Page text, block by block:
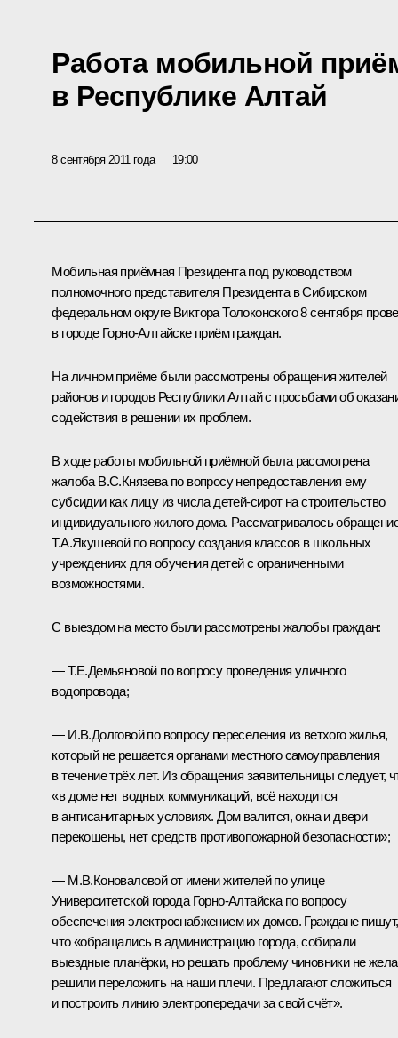
Работа мобильной
в Республике Алтай
8 сентября 2011 года 19:00
Мобильная приёмная Президента под руководством
полномочного представителя Президента в Сибирском
федеральном округе Виктора Толоконского8 сентября
в городе Горно-Алтайске приём граждан.
На личном приёме были рассмотрены обращения жителей
районов и городов Республики Алтай с просьбами об
содействия в решении их проблем.
В ходе работы мобильной приёмной была рассмотрена
жалоба В.С.Князева по вопросу непредоставления ему
субсидии как лицу из числа детей-сирот на строительство
индивидуального жилого дома. Рассматривалось
Т.А.Якушевой по вопросу создания классов в школьных
учреждениях для обучения детей с ограниченными
возможностями.
С выездом на место были рассмотрены жалобы граждан:
— Т.Е.Демьяновой по вопросу проведения уличного
водопровода;
— И.В.Долговой по вопросу переселения из ветхого жилья,
который не решается органами местного самоуправления
в течение трёх лет. Из обращения заявительницы следует,
«в доме нет водных коммуникаций, всё находится
в антисанитарных условиях. Дом валится, окна и двери
перекошены, нет средств противопожарной безопасности»;
— М.В.Коноваловой от имени жителей по улице
Университетской города Горно-Алтайска по вопросу
обеспечения электроснабжением их домов. Граждане пишут,
что «обращались в администрацию города, собирали
выездные планёрки, но решать проблему чиновники не
решили переложить на наши плечи. Предлагают сложиться
и построить линию электропередачи за свой счёт».